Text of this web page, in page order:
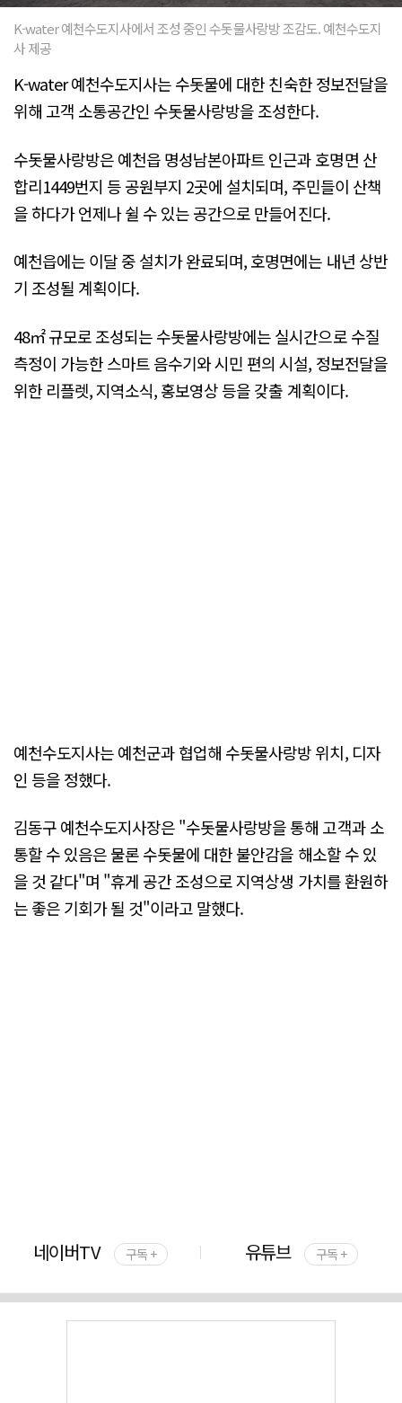
K-water 예천수도지사에서 조성 중인 수돗물사랑방 조감도. 예천수도지
사 제공
K-water 예천수도지사는 수돗물에 대한 친숙한 정보전달을
위해 고객 소통공간인 수돗물사랑방을 조성한다.
수돗물사랑방은 예천읍 명성남본아파트 인근과 호명면 산
합리1449번지 등 공원부지 2곳에 설치되며, 주민들이 산책
을 하다가 언제나 쉴 수 있는 공간으로 만들어진다.
예천읍에는 이달 중 설치가 완료되며, 호명면에는 내년 상반
기 조성될 계획이다.
48㎡ 규모로 조성되는 수돗물사랑방에는 실시간으로 수질
측정이 가능한 스마트 음수기와 시민 편의 시설, 정보전달을
위한 리플렛, 지역소식, 홍보영상 등을 갖출 계획이다.
예천수도지사는 예천군과 협업해 수돗물사랑방 위치, 디자
인 등을 정했다.
김동구 예천수도지사장은 "수돗물사랑방을 통해 고객과 소
통할 수 있음은 물론 수돗물에 대한 불안감을 해소할 수 있
을 것 같다"며 "휴게 공간 조성으로 지역상생 가치를 환원하
는 좋은 기회가 될 것"이라고 말했다.
네이버TV 구독 + 유튜브 구독 +